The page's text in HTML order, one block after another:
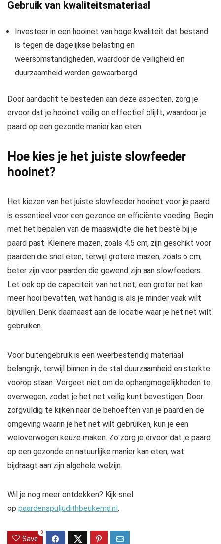
Gebruik van kwaliteitsmateriaal
Investeer in een hooinet van hoge kwaliteit dat bestand
is tegen de dagelijkse belasting en
weersomstandigheden, waardoor de veiligheid en
duurzaamheid worden gewaarborgd.
Door aandacht te besteden aan deze aspecten, zorg je
ervoor dat je hooinet veilig en effectief blijft, waardoor je
paard op een gezonde manier kan eten.
Hoe kies je het juiste slowfeeder
hooinet?
Het kiezen van het juiste slowfeeder hooinet voor je paard
is essentieel voor een gezonde en efficiënte voeding. Begin
met het bepalen van de maaswijdte die het beste bij je
paard past. Kleinere mazen, zoals 4,5 cm, zijn geschikt voor
paarden die snel eten, terwijl grotere mazen, zoals 6 cm,
beter zijn voor paarden die gewend zijn aan slowfeeders.
Let ook op de capaciteit van het net; een groter net kan
meer hooi bevatten, wat handig is als je minder vaak wilt
bijvullen. Denk daarnaast aan de locatie waar je het net wilt
gebruiken.
Voor buitengebruik is een weerbestendig materiaal
belangrijk, terwijl binnen in de stal duurzaamheid en sterkte
voorop staan. Vergeet niet om de ophangmogelijkheden te
overwegen, zodat je het net veilig kunt bevestigen. Door
zorgvuldig te kijken naar de behoeften van je paard en de
omgeving waarin je het net wilt gebruiken, kun je een
weloverwogen keuze maken. Zo zorg je ervoor dat je paard
op een gezonde en natuurlijke manier kan eten, wat
bijdraagt aan zijn algehele welzijn.
Wil je nog meer ontdekken? Kijk snel
op paardenspuljudithbeukema.nl .
Save
0